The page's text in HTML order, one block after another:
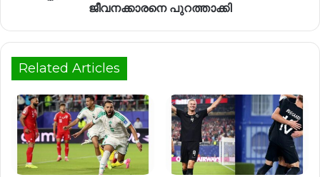
ജീവനക്കാരനെ പുറത്താക്കി
Related Articles